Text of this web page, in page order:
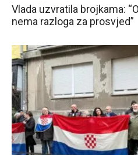
Vlada uzvratila brojkama:
nema razloga za prosvjed”